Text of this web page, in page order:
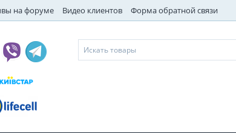
на форуме Видео клиентов Форма обратной связи